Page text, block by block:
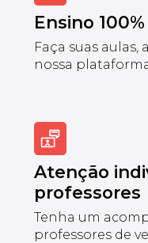
Ensino
Faça suas aulas,
nossa
Atenção
professores
Tenha um
professores de